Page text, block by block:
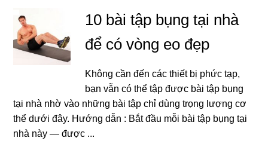
10 bài tập bụng tại nhà
để có vòng eo đẹp
Không cần đến các thiết bị phức tạp,
bạn vẫn có thể tập được bài tập bụng
tại nhà nhờ vào những bài tập chỉ dùng trọng lượng cơ
thể dưới đây. Hướng dẫn : Bắt đầu mỗi bài tập bụng tại
nhà này — được ...